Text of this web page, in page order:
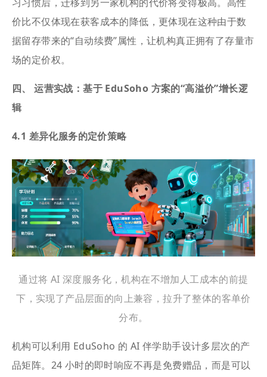
价比不仅体现在获客成本的降低，更体现在这种由于数
据留存带来的“自动续费”属性，让机构真正拥有了存量市
场的定价权。
四、 运营实战：基于 EduSoho 方案的“高溢价”增长逻
辑
4.1 差异化服务的定价策略
通过将 AI 深度服务化，机构在不增加人工成本的前提
下，实现了产品层面的向上兼容，拉升了整体的客单价
分布。
机构可以利用 EduSoho 的 AI 伴学助手设计多层次的产
品矩阵。24 小时的即时响应不再是免费赠品，而是可以